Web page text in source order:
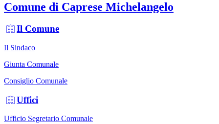
Comune di Caprese Michelangelo
Il Comune
Il Sindaco
Giunta Comunale
Consiglio Comunale
Uffici
Ufficio Segretario Comunale